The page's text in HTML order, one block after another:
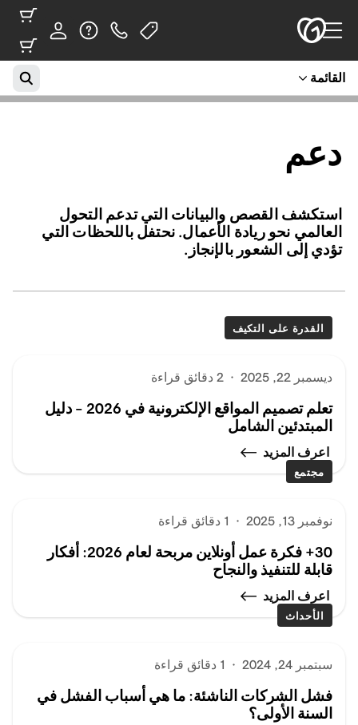
القائمة
دعم
استكشف القصص والبيانات التي تدعم التحول
العالمي نحو ريادة الأعمال. نحتفل باللحظات التي
تؤدي إلى الشعور بالإنجاز.
القدرة على التكيف
ديسمبر 22, 2025 · 2 دقائق قراءة
تعلم تصميم المواقع الإلكترونية في 2026 – دليل
المبتدئين الشامل
اعرف المزيد
مجتمع
نوفمبر 13, 2025 · 1 دقائق قراءة
30+ فكرة عمل أونلاين مربحة لعام 2026: أفكار
قابلة للتنفيذ والنجاح
اعرف المزيد
الأحداث
سبتمبر 24, 2024 · 1 دقائق قراءة
فشل الشركات الناشئة: ما هي أسباب الفشل في
السنة الأولى؟